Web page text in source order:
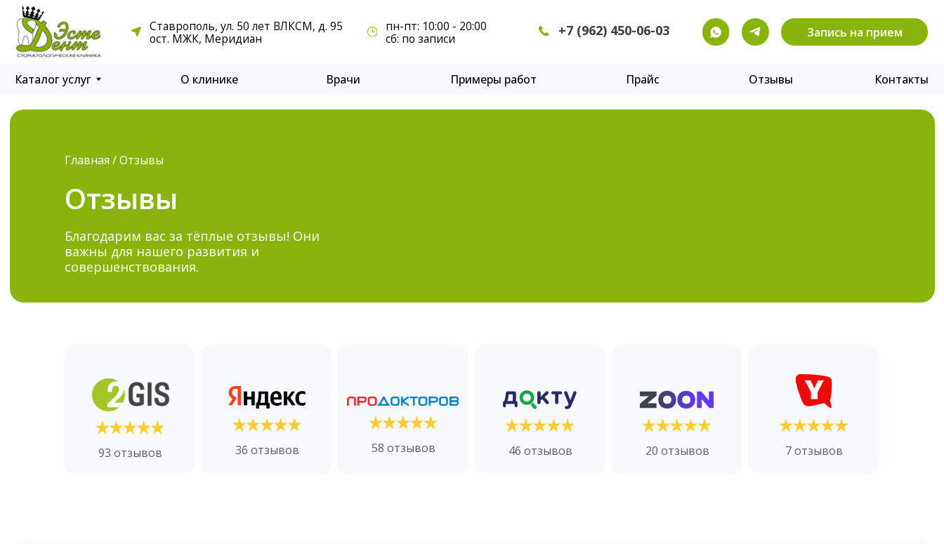
Запись на прием
Ставрополь, ул. 50 лет ВЛКСМ, д. 95
ост. МЖК, Меридиан
пн-пт: 10:00 - 20:00
сб: по записи +7 (962) 450-06-03
О клинике
услуг
Врачи Примеры работ Прайс Контакты
Отзывы Запись на прием
Отзывы
Благодарим вас за тёплые отзывы! Они
важны для нашего развития и
совершенствования.
Главная / Отзывы
93 отзывов 36 отзывов 58 отзывов 46 отзывов 20 отзывов 7 отзывов